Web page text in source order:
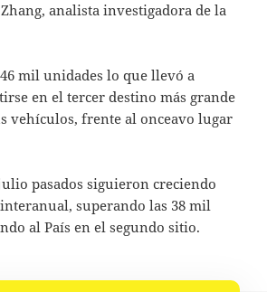
analista investigadora de la
mil unidades lo que llevó a
en el tercer destino más grande
vehículos, frente al onceavo lugar
pasados siguieron creciendo
superando las 38 mil
al País en el segundo sitio.